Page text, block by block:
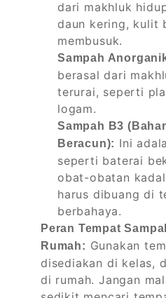
dari makhluk
daun kering, kulit
membusuk.
Sampah
berasal dari
terurai, seperti
logam.
Sampah B3
Beracun): Ini
seperti baterai
obat-obatan
harus dibuang di
berbahaya.
Peran Tempat
Rumah: Gunakan
disediakan di kelas,
di rumah. Jangan